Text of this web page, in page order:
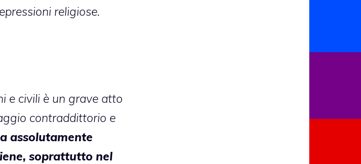
religiose.
e civili è un grave atto
contraddittorio e
assolutamente
soprattutto nel